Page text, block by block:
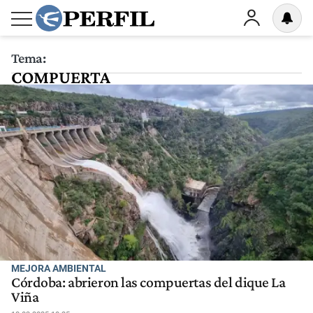
Tema:
COMPUERTA
MEJORA AMBIENTAL
Córdoba: abrieron las compuertas del dique La
Viña